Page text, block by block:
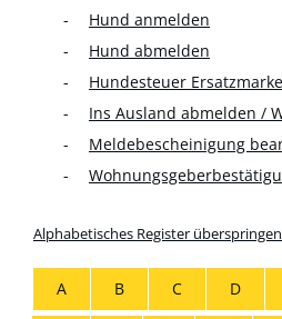
Hund anmelden
Hund abmelden
Hundesteuer
Ins Ausland abmelden /
Meldebescheinigung
Alphabetisches Register überspringen
A B C D